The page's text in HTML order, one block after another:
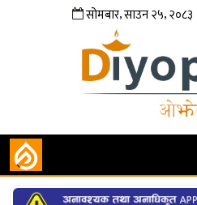
सोमबार,साउन२५,२०८३